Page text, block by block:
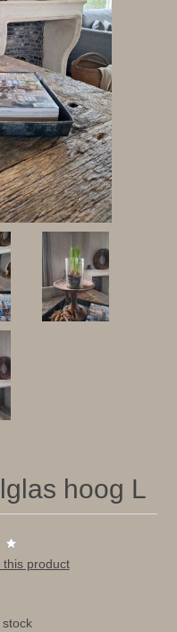
hoog L
this product
stock